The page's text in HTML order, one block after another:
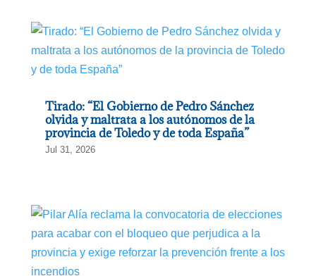
Tirado: “El Gobierno de Pedro Sánchez
olvida y maltrata a los autónomos de la
provincia de Toledo y de toda España”
Jul 31, 2026